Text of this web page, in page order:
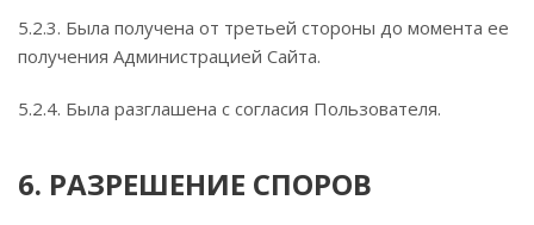
5.2.3. Была получена от третьей стороны до момента ее
получения Администрацией Сайта.
5.2.4. Была разглашена с согласия Пользователя.
6. РАЗРЕШЕНИЕ СПОРОВ